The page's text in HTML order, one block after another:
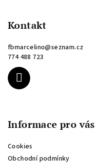
Kontakt
fbmarcelino@seznam.cz
774 488 723
Informace pro vás
Cookies
Obchodní podmínky